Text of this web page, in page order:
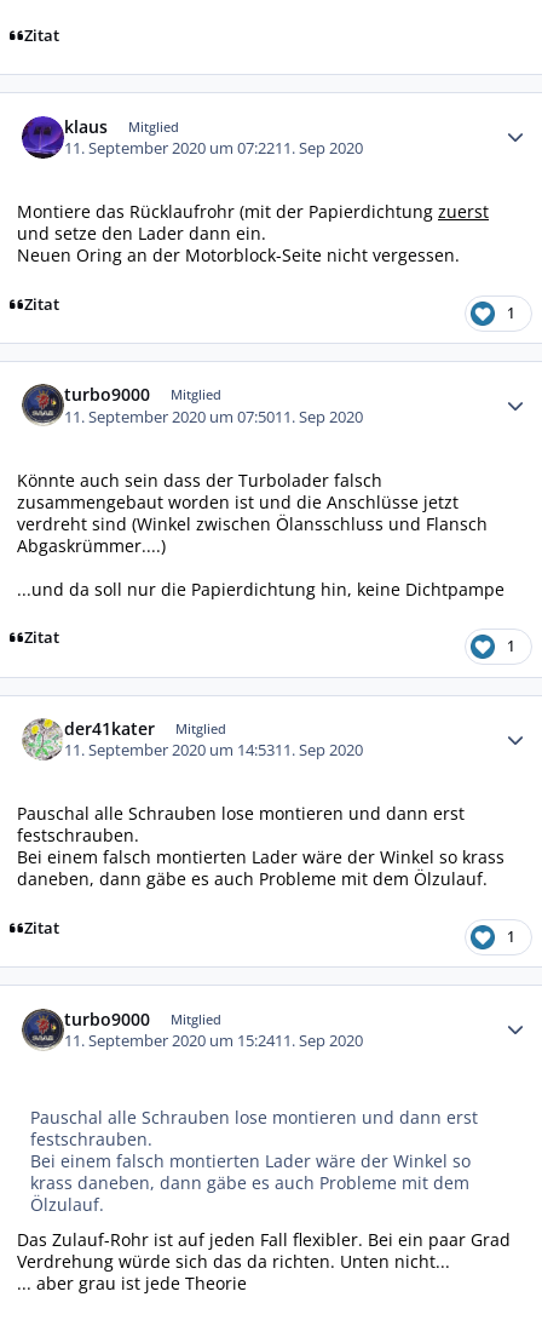
Zitat
klaus Mitglied
11. September 2020 um 07:2211. Sep 2020
Montiere das Rücklaufrohr (mit der Papierdichtung zuerst
und setze den Lader dann ein.
Neuen Oring an der Motorblock-Seite nicht vergessen.
Zitat 1
turbo9000 Mitglied
11. September 2020 um 07:5011. Sep 2020
Könnte auch sein dass der Turbolader falsch
zusammengebaut worden ist und die Anschlüsse jetzt
verdreht sind (Winkel zwischen Ölansschluss und Flansch
Abgaskrümmer....)
...und da soll nur die Papierdichtung hin, keine Dichtpampe
Zitat 1
der41kater Mitglied
11. September 2020 um 14:5311. Sep 2020
Pauschal alle Schrauben lose montieren und dann erst
festschrauben.
Bei einem falsch montierten Lader wäre der Winkel so krass
daneben, dann gäbe es auch Probleme mit dem Ölzulauf.
Zitat 1
turbo9000 Mitglied
11. September 2020 um 15:2411. Sep 2020
Pauschal alle Schrauben lose montieren und dann erst
festschrauben.
Bei einem falsch montierten Lader wäre der Winkel so
krass daneben, dann gäbe es auch Probleme mit dem
Ölzulauf.
Das Zulauf-Rohr ist auf jeden Fall flexibler. Bei ein paar Grad
Verdrehung würde sich das da richten. Unten nicht...
... aber grau ist jede Theorie